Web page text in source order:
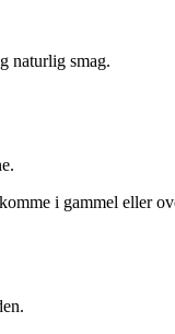
naturlig smag.
i gammel eller